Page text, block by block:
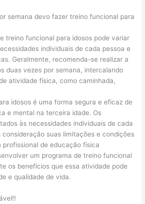
semana devo fazer treino funcional para
treino funcional para idosos pode variar
individuais de cada pessoa e
Geralmente, recomenda-se realizar a
duas vezes por semana, intercalando
atividade física, como caminhada,
idosos é uma forma segura e eficaz de
e mental na terceira idade. Os
às necessidades individuais de cada
consideração suas limitações e condições
profissional de educação física
um programa de treino funcional
os benefícios que essa atividade pode
e qualidade de vida.